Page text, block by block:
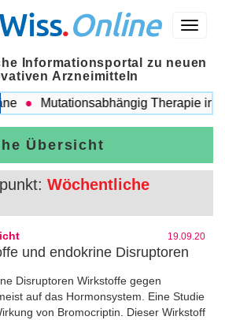
Menü
.Online
Informationsportal zu neuen
Arzneimitteln
Mutationsabhängig Therapie
Übersicht
Wöchentliche
19.09.20
und endokrine Disruptoren
Disruptoren Wirkstoffe gegen
auf das Hormonsystem. Eine Studie
von Bromocriptin. Dieser Wirkstoff